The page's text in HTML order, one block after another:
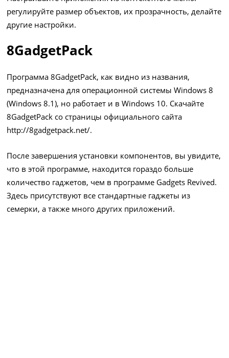
регулируйте размер объектов, их прозрачность, делайте
другие настройки.
8GadgetPack
Программа 8GadgetPack, как видно из названия,
предназначена для операционной системы Windows 8
(Windows 8.1), но работает и в Windows 10. Скачайте
8GadgetPack со страницы официального сайта
http://8gadgetpack.net/.
После завершения установки компонентов, вы увидите,
что в этой программе, находится гораздо больше
количество гаджетов, чем в программе Gadgets Revived.
Здесь присутствуют все стандартные гаджеты из
семерки, а также много других приложений.